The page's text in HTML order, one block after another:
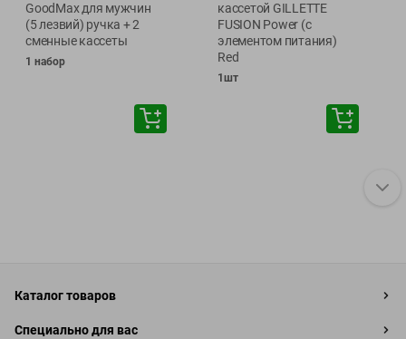
GoodMax для мужчин
(5 лезвий) ручка + 2
сменные кассеты
1 набор
кассетой GILLETTE
FUSION Power (с
элементом питания)
Red
1шт
Каталог товаров
Специально для вас